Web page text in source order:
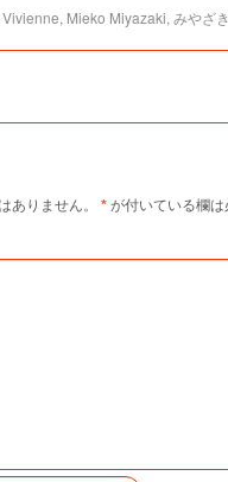
, Mieko Miyazaki, みやざ
ありません。 * が付いている欄